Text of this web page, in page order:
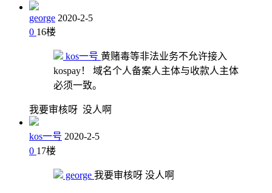
george 2020-2-5
0 16楼
kos一号 黄赌毒等非法业务不允许接入
kospay！ 域名个人备案人主体与收款人主体
必须一致。
我要审核呀 没人啊
kos一号 2020-2-5
0 17楼
george 我要审核呀 没人啊